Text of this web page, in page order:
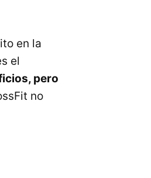
en la
el
pero
no